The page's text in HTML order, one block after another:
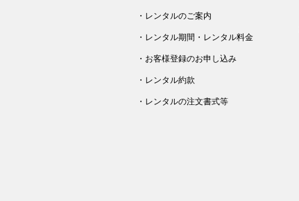
・レンタルのご案内
・レンタル期間・レンタル料金
・お客様登録のお申し込み
・レンタル約款
・レンタルの注文書式等